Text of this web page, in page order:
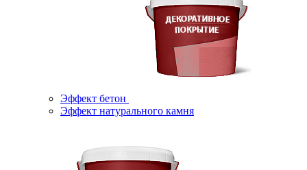
Эффект бетон
Эффект натурального камня